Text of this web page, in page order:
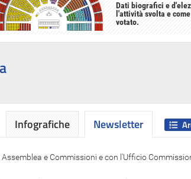
Dati biografici e
l'attività svolta e
votato.
Infografiche Newsletter
Newsletter
e Commissioni e con l'Ufficio